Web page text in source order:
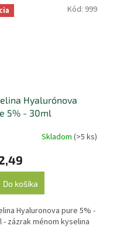
Hyalurónova
5% - 30ml
Skladom (>5 ks)
Do košíka
Hyaluronova pure 5% -
- zázrak ménom kyselina
Kód: 999